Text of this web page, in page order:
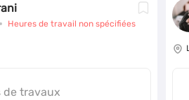
Heures de travail non spécifiées
de travaux